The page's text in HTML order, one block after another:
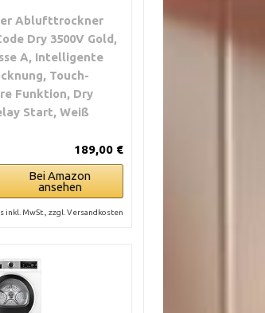
Ablufttrockner
Dry 3500V Gold,
A, Intelligente
Touch-
Funktion, Dry
Start, Weiß
189,00 €
Bei Amazon
ansehen
inkl. MwSt., zzgl. Versandkosten